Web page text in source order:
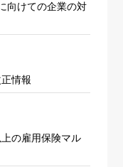
向けての企業の対
情報
の雇用保険マル